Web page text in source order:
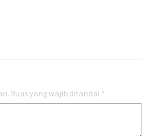
Ruas yang wajib ditandai *